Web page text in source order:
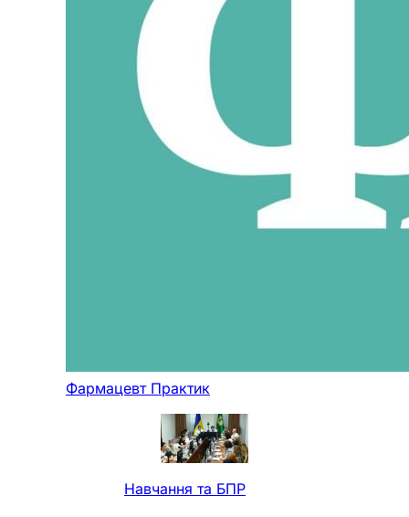
Фармацевт Практик
Навчання та БПР